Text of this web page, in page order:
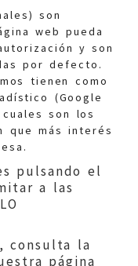
son
web pueda
y son
por defecto.
tienen como
(Google
son los
que más interés
pulsando el
a las
consulta la
página
/